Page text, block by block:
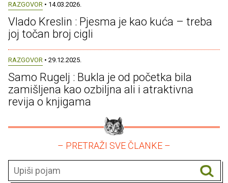
RAZGOVOR • 14.03.2026.
Vlado Kreslin : Pjesma je kao kuća – treba
joj točan broj cigli
RAZGOVOR • 29.12.2025.
Samo Rugelj : Bukla je od početka bila
zamišljena kao ozbiljna ali i atraktivna
revija o knjigama
– PRETRAŽI SVE ČLANKE –